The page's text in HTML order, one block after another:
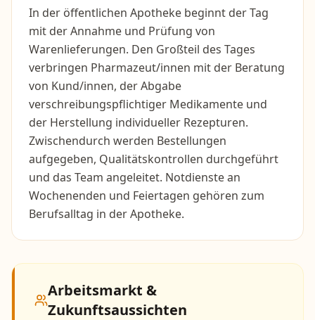
In der öffentlichen Apotheke beginnt der Tag
mit der Annahme und Prüfung von
Warenlieferungen. Den Großteil des Tages
verbringen Pharmazeut/innen mit der Beratung
von Kund/innen, der Abgabe
verschreibungspflichtiger Medikamente und
der Herstellung individueller Rezepturen.
Zwischendurch werden Bestellungen
aufgegeben, Qualitätskontrollen durchgeführt
und das Team angeleitet. Notdienste an
Wochenenden und Feiertagen gehören zum
Berufsalltag in der Apotheke.
Arbeitsmarkt &
Zukunftsaussichten